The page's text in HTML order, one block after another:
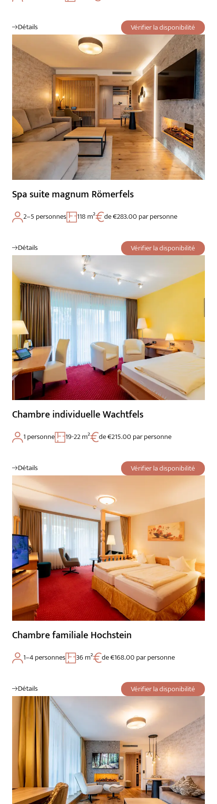
Vérifier la disponibilité
Détails
Spa suite magnum Römerfels
Vérifier la disponibilité
2–5 personnes 118 m² de €283.00 par personne
Détails
Chambre individuelle Wachtfels
Vérifier la disponibilité
1 personne 19-22 m² de €215.00 par personne
Détails
Chambre familiale Hochstein
Vérifier la disponibilité
1–4 personnes 36 m² de €168.00 par personne
Détails